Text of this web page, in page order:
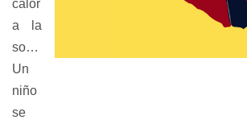
calor
a la
sombra.
Un
niño
se